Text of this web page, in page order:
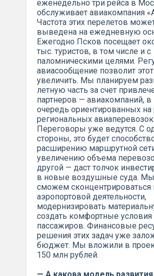
еженедельно три рейса в
обслуживает авиакомпания
Частота этих перелетов
выведена на ежедневную
Ежегодно Псков посещает
тыс. туристов, в том числе и с
паломническими целями.
авиасообщение позволит
увеличить. Мы планируем
летную часть за счет
партнеров — авиакомпаний,
очередь ориентированных на
региональных авиаперевозок.
Переговоры уже ведутся. С
стороны, это будет
расширению маршрутной
увеличению объема
другой — даст толчок
в новые воздушные суда.
сможем сконцентрироваться
аэропортовой деятельности,
модернизировать
создать комфортные условия
пассажиров. Финансовые
решения этих задач уже
бюджет. Мы вложили в
150 млн рублей.